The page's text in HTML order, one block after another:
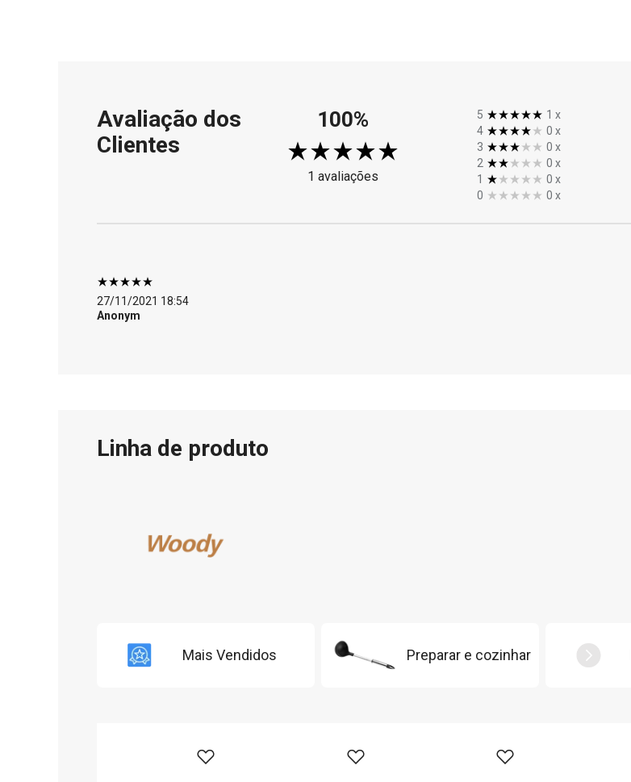
Avaliação dos
Clientes
100%
1 avaliações
5 1 x
4
0 x
3
0 x
2
0 x
1
0 x
0
0 x
27/11/2021 18:54
Anonym
Linha de produto
Mais Vendidos Preparar e cozinhar